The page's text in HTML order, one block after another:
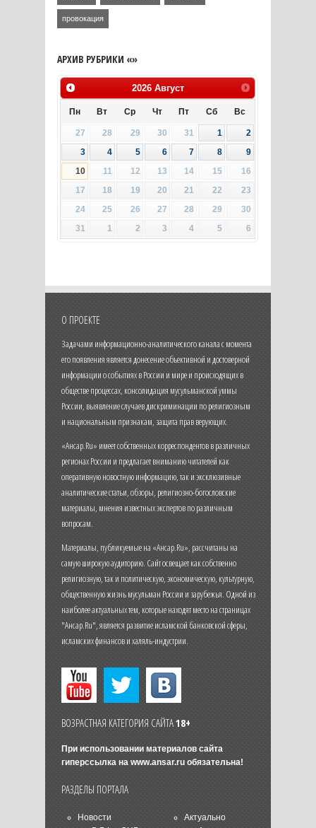
провокация
АРХИВ РУБРИКИ «»
2026 Август
Пн Вт Ср Чт Пт Сб Вс
27 28 29 30 31 1
2
3
4 5 6 7 8
9
10
11 12 13 14 15
16
17
18 19 20 21 22
23
24
25 26 27 28 29
30
31
1 2 3 4 5 6
О ПРОЕКТЕ
Задачами информационно-аналитического канала с момента
его появления является донесение объективной и достоверной
информации о событиях в России и мире и происходящих в
обществе процессах, консолидация мусульманской уммы
России, выявление случаев дискриминации по религиозным
и национальным признакам, защита прав верующих.
«Ансар.Ru» имеет собственных корреспондентов в различных
регионах России и предлагает вниманию читателей как
оперативную новостную информацию, так и эксклюзивные
аналитические статьи, обзоры, религиозно-богословские
материалы, мнения известных экспертов по различным
вопросам.
Материалы, публикуемые на «Ансар.Ru», рассчитаны на
самую широкую аудиторию. Сайт освещает как собственно
религиозную, так и политическую, экономическую, культурную,
общественную жизнь мусульман России и зарубежья. Одной из
наиболее актуальных тем, которые находят место на страницах
"Ансар.Ru", является развитие исламской банковской сферы,
исламских финансов и халяль-индустрии.
ВОЗРАСТНАЯ КАТЕГОРИЯ САЙТА18+
При использовании материалов сайта
гиперссылка на www.ansar.ruобязательна!
РАЗДЕЛЫ ПОРТАЛА
Новости
Актуально